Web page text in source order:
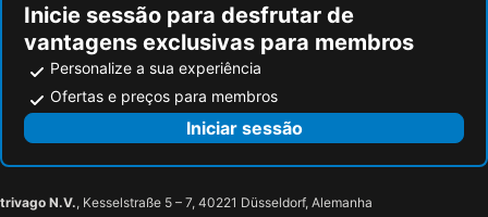
Inicie sessão para desfrutar de
vantagens exclusivas para membros
Personalize a sua experiência
Ofertas e preços para membros
Iniciar sessão
trivago N.V., Kesselstraße 5 – 7, 40221 Düsseldorf, Alemanha